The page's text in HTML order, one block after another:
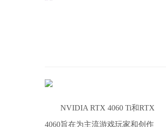
星极幻姬 OC，建议人民币零售
价3499.00元
等等。其中耕升 GeForce RTX
NVIDIA RTX 4060 Ti和RTX
4060旨在为主流游戏玩家和创作